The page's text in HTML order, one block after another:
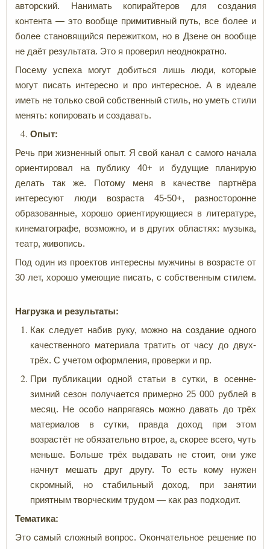
авторский. Нанимать копирайтеров для создания
контента — это вообще примитивный путь, все более и
более становящийся пережитком, но в Дзене он вообще
не даёт результата. Это я проверил неоднократно.
Посему успеха могут добиться лишь люди, которые
могут писать интересно и про интересное. А в идеале
иметь не только свой собственный стиль, но уметь стили
менять: копировать и создавать.
Опыт:
Речь при жизненный опыт. Я свой канал с самого начала
ориентировал на публику 40+ и будущие планирую
делать так же. Потому меня в качестве партнёра
интересуют люди возраста 45-50+, разносторонне
образованные, хорошо ориентирующиеся в литературе,
кинематографе, возможно, и в других областях: музыка,
театр, живопись.
Под один из проектов интересны мужчины в возрасте от
30 лет, хорошо умеющие писать, с собственным стилем.
Нагрузка и результаты:
Как следует набив руку, можно на создание одного
качественного материала тратить от часу до двух-
трёх. С учетом оформления, проверки и пр.
При публикации одной статьи в сутки, в осенне-
зимний сезон получается примерно 25 000 рублей в
месяц. Не особо напрягаясь можно давать до трёх
материалов в сутки, правда доход при этом
возрастёт не обязательно втрое, а, скорее всего, чуть
меньше. Больше трёх выдавать не стоит, они уже
начнут мешать друг другу. То есть кому нужен
скромный, но стабильный доход, при занятии
приятным творческим трудом — как раз подходит.
Тематика:
Это самый сложный вопрос. Окончательное решение по